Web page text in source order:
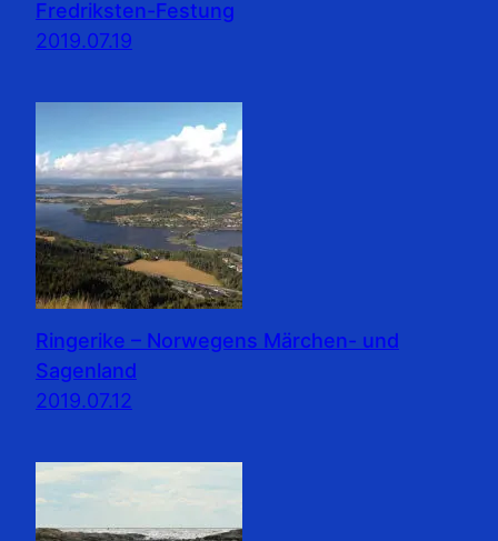
Fredriksten-Festung
2019.07.19
Ringerike – Norwegens Märchen- und
Sagenland
2019.07.12